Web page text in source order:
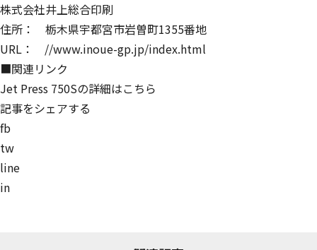
株式会社井上総合印刷
住所： 栃木県宇都宮市岩曽町1355番地
URL： //www.inoue-gp.jp/index.html
■関連リンク
Jet Press 750Sの詳細はこちら
記事をシェアする
fb
tw
line
in